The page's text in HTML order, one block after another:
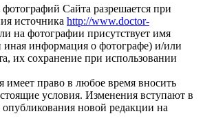
Сайта разрешается при
источника http://www.doctor-
на фотографии присутствует имя
иная информация о фотографе) и/или
их сохранение при использовании
имеет право в любое время вносить
условия. Изменения вступают в
новой редакции на